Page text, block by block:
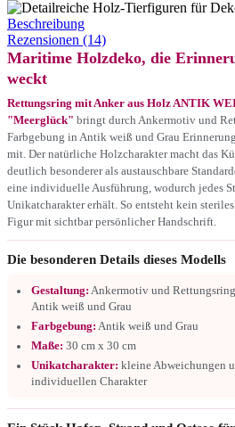
Beschreibung
Rezensionen (14)
Maritime Holzdeko, die
weckt
Rettungsring mit Anker aus Holz ANTIK
"Meerglück" bringt durch Ankermotiv und
Farbgebung in Antik weiß und Grau
mit. Der natürliche Holzcharakter macht das
deutlich besonderer als austauschbare
eine individuelle Ausführung, wodurch jedes
Unikatcharakter erhält. So entsteht kein
Figur mit sichtbar persönlicher Handschrift.
Die besonderen Details dieses Modells
Gestaltung: Ankermotiv und
Antik weiß und Grau
Farbgebung: Antik weiß und Grau
Maße: 30 cm x 30 cm
Unikatcharakter: kleine Abweichungen
individuellen Charakter